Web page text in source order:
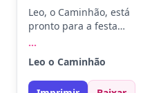
Leo, o Caminhão, está
pronto para a festa
Leo com azul claro,
vermelho e toques de
...
Leo o Caminhão